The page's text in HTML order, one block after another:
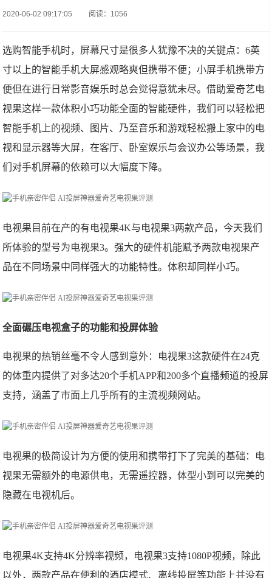
2020-06-02 09:17:05 阅读：1056
选购智能手机时，屏幕尺寸是很多人犹豫不决的关键点：6英
寸以上的智能手机大屏感观略爽但携带不便；小屏手机携带方
便但在进行日常影音娱乐时总会觉得意犹未尽。借助爱奇艺电
视果这样一款体积小巧功能全面的智能硬件，我们可以轻松把
智能手机上的视频、图片、乃至音乐和游戏轻松搬上家中的电
视和显示器等大屏，在客厅、卧室娱乐与会议办公等场景，我
们对手机屏幕的依赖可以大幅度下降。
电视果目前在产的有电视果4K与电视果3两款产品，今天我们
所体验的型号为电视果3。强大的硬件机能赋予两款电视果产
品在不同场景中同样强大的功能特性。体积却同样小巧。
全面碾压电视盒子的功能和投屏体验
电视果的热销丝毫不令人感到意外：电视果3这款硬件在24克
的体重内提供了对多达20个手机APP和200多个直播频道的投屏
支持，涵盖了市面上几乎所有的主流视频网站。
电视果的极简设计为方便的使用和携带打下了完美的基础：电
视果无需额外的电源供电，无需遥控器，体型小到可以完美的
隐藏在电视机后。
电视果4K支持4K分辨率视频，电视果3支持1080P视频，除此
以外，两款产品在便利的酒店模式、离线投屏等功能上并没有